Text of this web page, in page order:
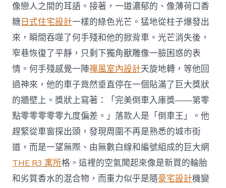
像戀人之間的耳語。接著，一道濃郁的、像薄荷口香
糖日式住宅設計一樣的綠色光芒。猛地從柱子爆發出
來，瞬間吞噬了何手殘和他的掀背車。光芒消失後，
窄巷恢復了平靜，只剩下獨角獸雕像一臉困惑的表
情。何手殘感覺一陣禪風室內設計天旋地轉，等他回
過神來，他的車子竟然垂直停在一個貼滿了巨大獎狀
的牆壁上。獎狀上寫著：「完美倒車入庫獎——第零
點零零零零零九度偏差。」落款人是「倒車王」。他
趕緊從車窗探出頭，發現周圍不再是熟悉的城市街
道，而是一望無際、由無數白線和編號組成的巨大網
THE R3 寓所格。這裡的空氣聞起來像是新買的輪胎
和劣質香水的混合物，而重力似乎是隨豪宅設計機變